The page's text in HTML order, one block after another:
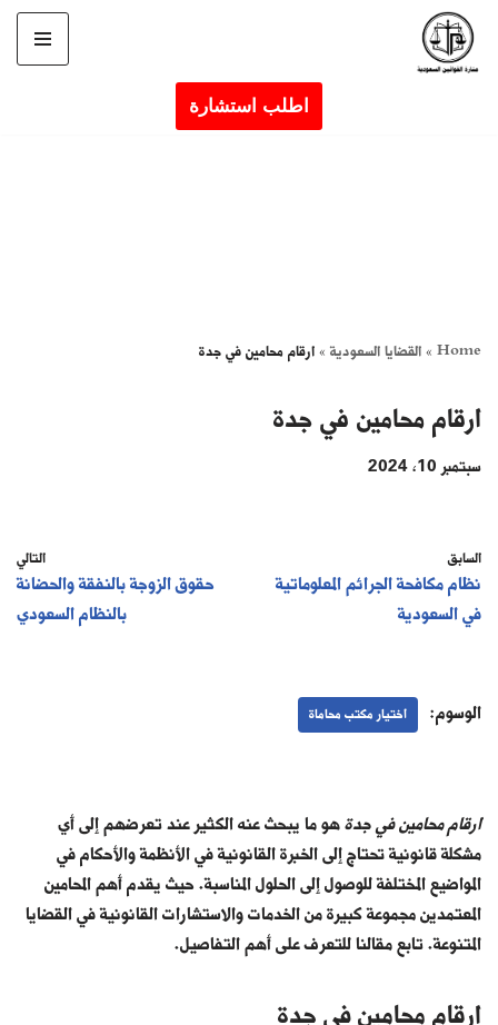
تخطى
اطلب استشارة
Home
»القضايا السعودية »ارقام محامين في جدة
ارقام محامين في جدة
سبتمبر 10, 2024
السابق
نظام مكافحة الجرائم المعلوماتية
في السعودية
التالي
حقوق الزوجة بالنفقة والحضانة
بالنظام السعودي
الوسوم: اختيار مكتب محاماة
ارقام محامين في جدةهو ما يبحث عنه الكثير عند تعرضهم إلى أي
مشكلة قانونية تحتاج إلى الخبرة القانونية في الأنظمة والأحكام في
المواضيع المختلفة للوصول إلى الحلول المناسبة. حيث يقدم أهم المحامين
المعتمدين مجموعة كبيرة من الخدمات والاستشارات القانونية في القضايا
المتنوعة. تابع مقالنا للتعرف على أهم التفاصيل.
ارقام محامين في جدة